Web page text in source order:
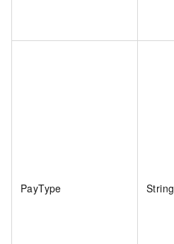
PayType String